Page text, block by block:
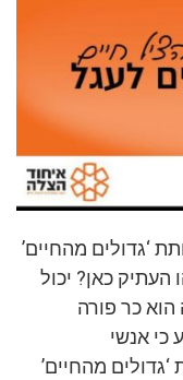
‘גדולים מהחיים’
כאן? יכול
הוא כר פורה
כי אנשי
מהחיים’